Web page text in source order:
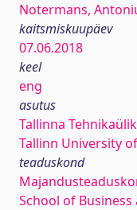
Notermans,
kaitsmiskuupäev
07.06.2018
keel
eng
asutus
Tallinna
Tallinn University
teaduskond
School of